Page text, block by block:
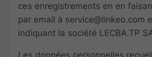
ces enregistrements en en
par email à service@linkeo.com
indiquant la société LECBA.TP
Les données personnelles